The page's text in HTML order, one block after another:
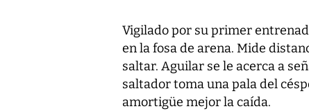
Vigilado por su primer
en la fosa de arena. Mide
saltar. Aguilar se le acerca a
saltador toma una pala del
amortigüe mejor la caída.